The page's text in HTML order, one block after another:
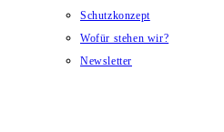
Schutzkonzept
Wofür stehen wir?
Newsletter